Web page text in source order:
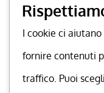
I cookie ci
fornire contenuti
traffico. Puoi